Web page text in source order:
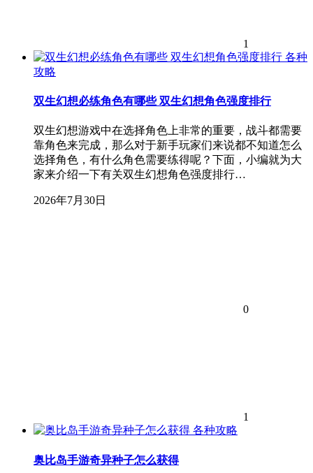
1
各种
攻略
双生幻想必练角色有哪些 双生幻想角色强度排行
双生幻想游戏中在选择角色上非常的重要，战斗都需要
靠角色来完成，那么对于新手玩家们来说都不知道怎么
选择角色，有什么角色需要练得呢？下面，小编就为大
家来介绍一下有关双生幻想角色强度排行…
2026年7月30日
0
1
各种攻略
奥比岛手游奇异种子怎么获得